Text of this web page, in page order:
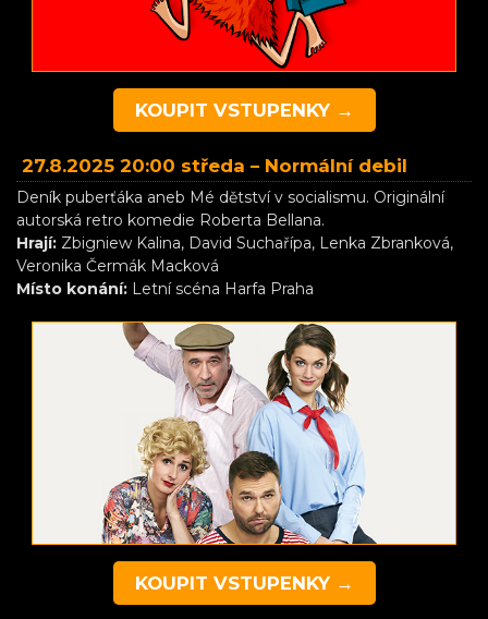
KOUPIT VSTUPENKY →
27.8.2025 20:00 středa – Normální debil
Deník puberťáka aneb Mé dětství v socialismu. Originální
autorská retro komedie Roberta Bellana.
Hrají: Zbigniew Kalina, David Suchařípa, Lenka Zbranková,
Veronika Čermák Macková
Místo konání: Letní scéna Harfa Praha
KOUPIT VSTUPENKY →